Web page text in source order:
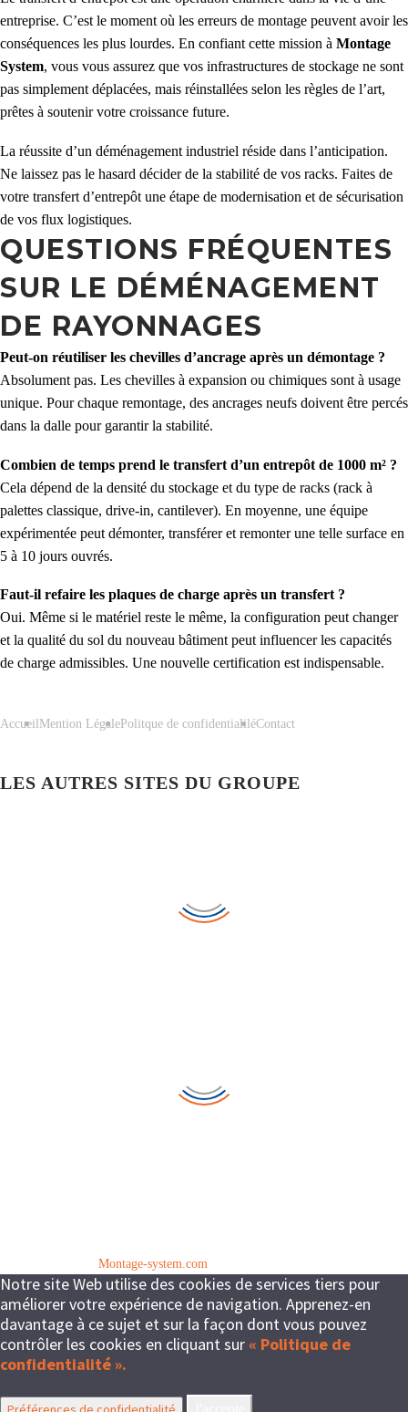
entreprise. C’est le moment où les erreurs de montage peuvent avoir les
conséquences les plus lourdes. En confiant cette mission à Montage
System, vous vous assurez que vos infrastructures de stockage ne sont
pas simplement déplacées, mais réinstallées selon les règles de l’art,
prêtes à soutenir votre croissance future.
La réussite d’un déménagement industriel réside dans l’anticipation.
Ne laissez pas le hasard décider de la stabilité de vos racks. Faites de
votre transfert d’entrepôt une étape de modernisation et de sécurisation
de vos flux logistiques.
QUESTIONS FRÉQUENTES
SUR LE DÉMÉNAGEMENT
DE RAYONNAGES
Peut-on réutiliser les chevilles d’ancrage après un démontage ?
Absolument pas. Les chevilles à expansion ou chimiques sont à usage
unique. Pour chaque remontage, des ancrages neufs doivent être percés
dans la dalle pour garantir la stabilité.
Combien de temps prend le transfert d’un entrepôt de 1000 m² ?
Cela dépend de la densité du stockage et du type de racks (rack à
palettes classique, drive-in, cantilever). En moyenne, une équipe
expérimentée peut démonter, transférer et remonter une telle surface en
5 à 10 jours ouvrés.
Faut-il refaire les plaques de charge après un transfert ?
Oui. Même si le matériel reste le même, la configuration peut changer
et la qualité du sol du nouveau bâtiment peut influencer les capacités
de charge admissibles. Une nouvelle certification est indispensable.
Accueil Mention Légale Politque de confidentialiléContact
LES AUTRES SITES DU GROUPE
Montage-system.com
Notre site Web utilise des cookies de services tiers pour
améliorer votre expérience de navigation. Apprenez-en
davantage à ce sujet et sur la façon dont vous pouvez
contrôler les cookies en cliquant sur « Politique de
confidentialité ».